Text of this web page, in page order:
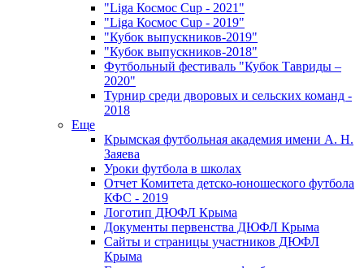
"Liga Космос Cup - 2021"
"Liga Космос Cup - 2019"
"Кубок выпускников-2019"
"Кубок выпускников-2018"
Футбольный фестиваль "Кубок Тавриды –
2020"
Турнир среди дворовых и сельских команд -
2018
Еще
Крымская футбольная академия имени А. Н.
Заяева
Уроки футбола в школах
Отчет Комитета детско-юношеского футбола
КФС - 2019
Логотип ДЮФЛ Крыма
Документы первенства ДЮФЛ Крыма
Сайты и страницы участников ДЮФЛ
Крыма